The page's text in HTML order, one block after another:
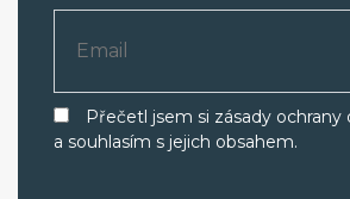
Přečetl jsem si zásady ochrany
a souhlasím s jejich obsahem.